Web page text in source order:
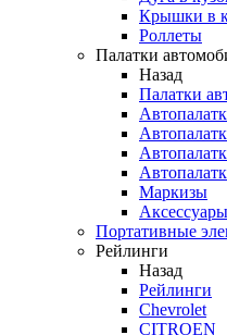
Крышки в
Роллеты
Палатки
Назад
Палатки
Маркизы
Портативные
Рейлинги
Назад
Рейлинги
Chevrolet
CITROEN